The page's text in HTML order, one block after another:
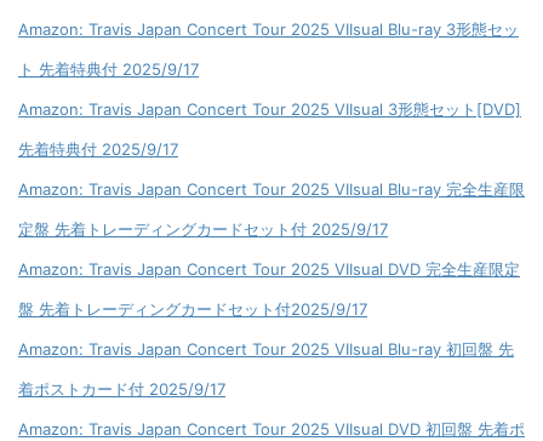
Amazon: Travis Japan Concert Tour 2025 VIIsual Blu-ray 3形態セッ
ト 先着特典付 2025/9/17
Amazon: Travis Japan Concert Tour 2025 VIIsual 3形態セット[DVD]
先着特典付 2025/9/17
Amazon: Travis Japan Concert Tour 2025 VIIsual Blu-ray 完全生産限
定盤 先着トレーディングカードセット付 2025/9/17
Amazon: Travis Japan Concert Tour 2025 VIIsual DVD 完全生産限定
盤 先着トレーディングカードセット付2025/9/17
Amazon: Travis Japan Concert Tour 2025 VIIsual Blu-ray 初回盤 先
着ポストカード付 2025/9/17
Amazon: Travis Japan Concert Tour 2025 VIIsual DVD 初回盤 先着ポ